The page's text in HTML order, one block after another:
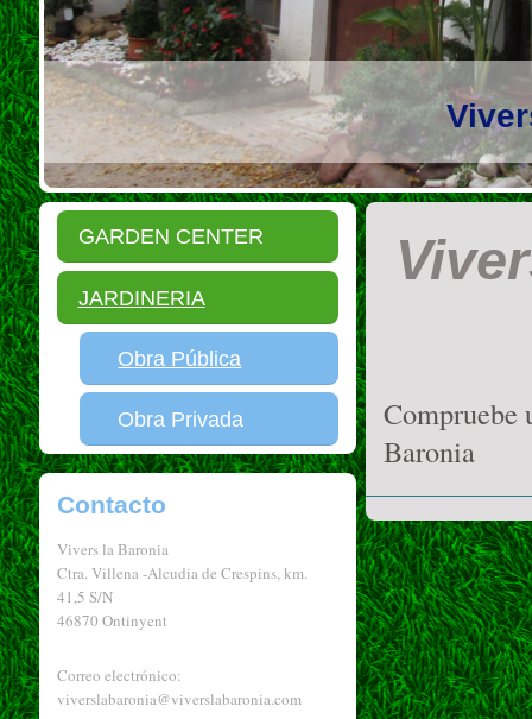
Compruebe
Baronia
GARDEN CENTER
JARDINERIA
Obra Pública
Obra Privada
Contacto
Vivers la Baronia
Ctra. Villena -Alcudia de Crespins, km.
41,5 S/N
46870 Ontinyent
Correo electrónico:
viverslabaronia@viverslabaronia.com